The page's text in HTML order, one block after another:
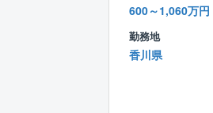
600～1,060万円
勤務地
香川県